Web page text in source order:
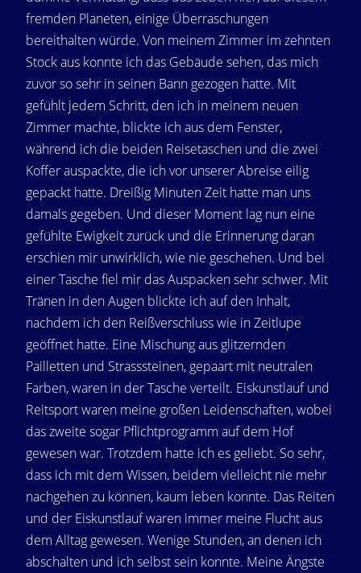
fremden Planeten, einige Überraschungen
bereithalten würde. Von meinem Zimmer im zehnten
Stock aus konnte ich das Gebäude sehen, das mich
zuvor so sehr in seinen Bann gezogen hatte. Mit
gefühlt jedem Schritt, den ich in meinem neuen
Zimmer machte, blickte ich aus dem Fenster,
während ich die beiden Reisetaschen und die zwei
Koffer auspackte, die ich vor unserer Abreise eilig
gepackt hatte. Dreißig Minuten Zeit hatte man uns
damals gegeben. Und dieser Moment lag nun eine
gefühlte Ewigkeit zurück und die Erinnerung daran
erschien mir unwirklich, wie nie geschehen. Und bei
einer Tasche fiel mir das Auspacken sehr schwer. Mit
Tränen in den Augen blickte ich auf den Inhalt,
nachdem ich den Reißverschluss wie in Zeitlupe
geöffnet hatte. Eine Mischung aus glitzernden
Pailletten und Strasssteinen, gepaart mit neutralen
Farben, waren in der Tasche verteilt. Eiskunstlauf und
Reitsport waren meine großen Leidenschaften, wobei
das zweite sogar Pflichtprogramm auf dem Hof
gewesen war. Trotzdem hatte ich es geliebt. So sehr,
dass ich mit dem Wissen, beidem vielleicht nie mehr
nachgehen zu können, kaum leben konnte. Das Reiten
und der Eiskunstlauf waren immer meine Flucht aus
dem Alltag gewesen. Wenige Stunden, an denen ich
abschalten und ich selbst sein konnte. Meine Ängste